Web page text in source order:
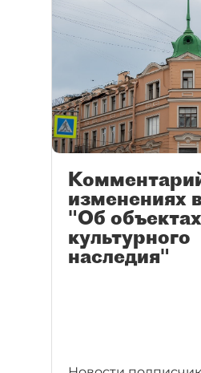
изменениях
"Об объектах
культурного
наследия"